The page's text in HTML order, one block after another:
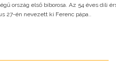
ország első bíborosa. Az 54 éves dili
27-én nevezett ki Ferenc pápa..